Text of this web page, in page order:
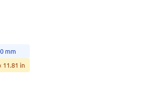
mm
11.81 in